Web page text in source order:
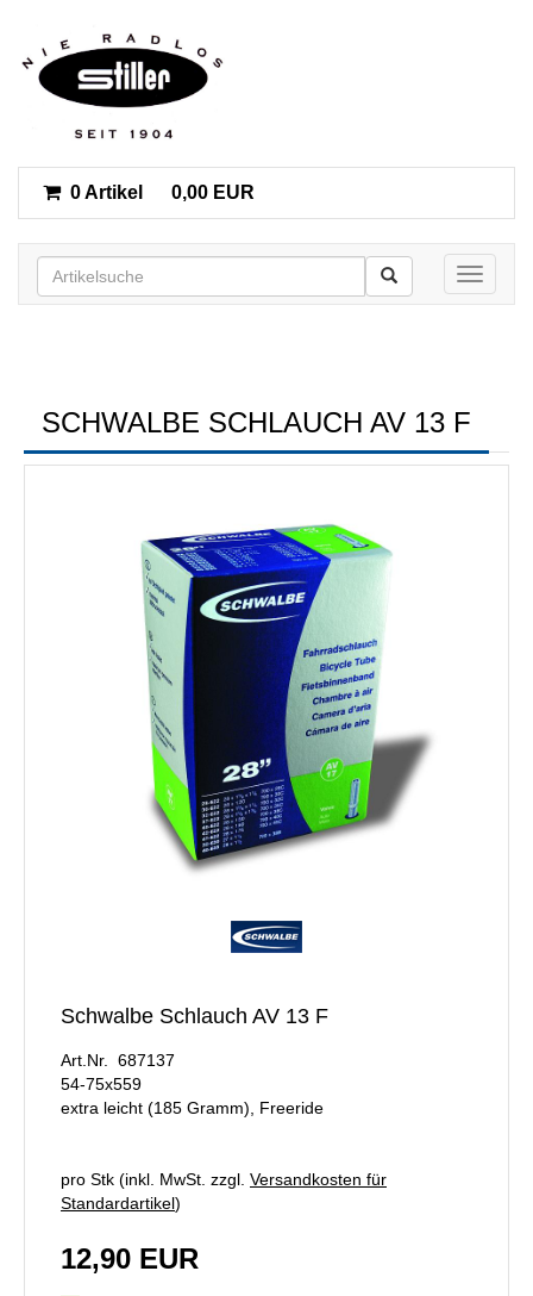
0 Artikel 0,00 EUR
Toggle
SCHWALBE SCHLAUCH AV 13 F
Schwalbe Schlauch AV 13 F
Art.Nr. 687137
54-75x559
extra leicht (185 Gramm), Freeride
pro Stk (inkl. MwSt. zzgl. Versandkosten für
Standardartikel)
12,90 EUR